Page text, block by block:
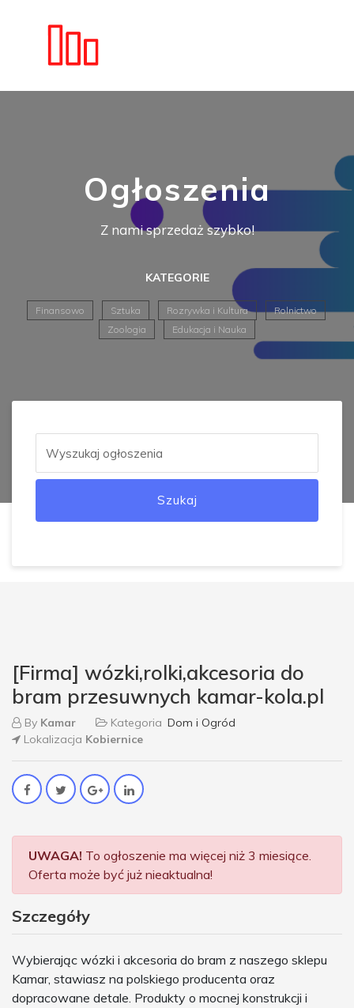
Ogłoszenia
Z nami sprzedaż szybko!
KATEGORIE
Finansowo Sztuka Rozrywka i Kultura
Rolnictwo
Zoologia
Edukacja i Nauka
Szukaj
[Firma] wózki,rolki,akcesoria do
bram przesuwnych kamar-kola.pl
By Kamar Kategoria Dom i Ogród
Lokalizacja Kobiernice
UWAGA! To ogłoszenie ma więcej niż 3 miesiące.
Oferta może być już nieaktualna!
Szczegóły
Wybierając wózki i akcesoria do bram z naszego sklepu
Kamar, stawiasz na polskiego producenta oraz
dopracowane detale. Produkty o mocnej konstrukcji i